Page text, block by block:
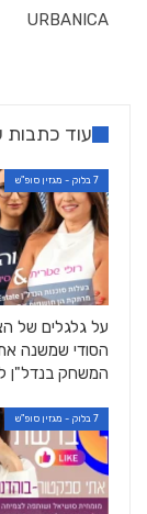
URBANICA
עוד כתבות
7 בלוק - מגזין סופ"ש
על גלגלים של
הסודי שמשנה
המשחק בנדל"ן
7 בלוק - מגזין סופ"ש